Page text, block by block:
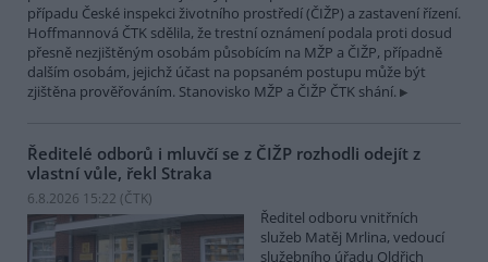
případu České inspekci životního prostředí (ČIŽP) a zastavení řízení.
Hoffmannová ČTK sdělila, že trestní oznámení podala proti dosud
přesně nezjištěným osobám působícím na MŽP a ČIŽP, případně
dalším osobám, jejichž účast na popsaném postupu může být
zjištěna prověřováním. Stanovisko MŽP a ČIŽP ČTK shání.
Ředitelé odborů i mluvčí se z ČIŽP rozhodli odejít z
vlastní vůle, řekl Straka
6.8.2026 15:22 (ČTK)
Ředitel odboru vnitřních
služeb Matěj Mrlina, vedoucí
služebního úřadu Oldřich